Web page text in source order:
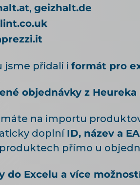
, geizhalt.de
jsme přidali i formát pro
objednávky z
na importu
doplní ID, název a
přímo u
do Excelu a více